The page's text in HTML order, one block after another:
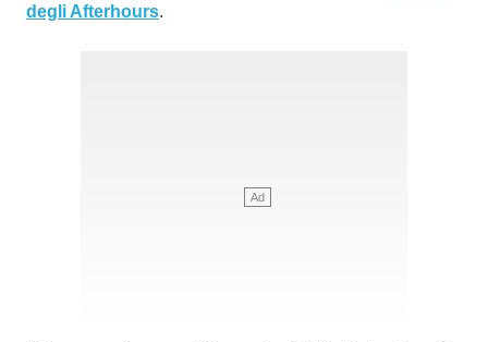
degli Afterhours.